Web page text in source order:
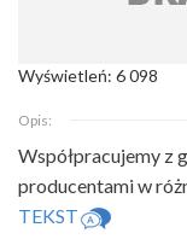
Wyświetleń: 6 098
Opis:
Współpracujemy z
producentami w
TEKST